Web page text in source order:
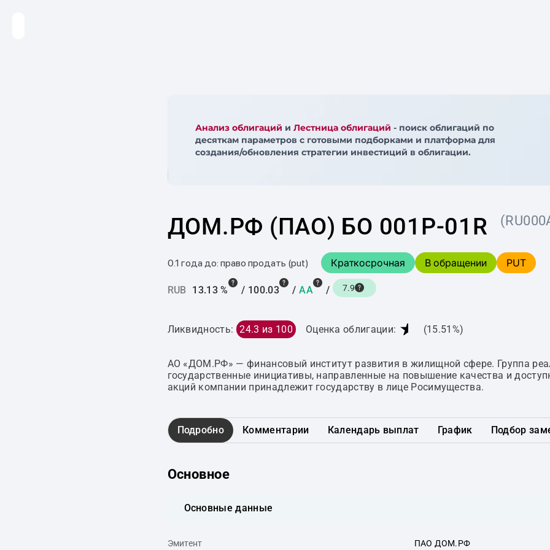
Анализ облигаций и Лестница облигаций - поиск облигаций по
десяткам параметров с готовыми подборками и платформа для
создания/обновления стратегии инвестиций в облигации.
ДОМ.РФ (ПАО) БО 001P-01R
0.1 года до: право продать (put) Краткосрочная В обращении PUT
RUB 13.13 % / 100.03 / AA / 7.9
Ликвидность: 24.3 из 100 Оценка облигации: ★ (15.51%)
АО «ДОМ.РФ» — финансовый институт развития в жилищной сфере. Группа
государственные инициативы, направленные на повышение качества и
акций компании принадлежит государству в лице Росимущества.
Подробно Комментарии Календарь выплат График Подбор
Основное
Основные данные
Эмитент ПАО ДОМ.РФ